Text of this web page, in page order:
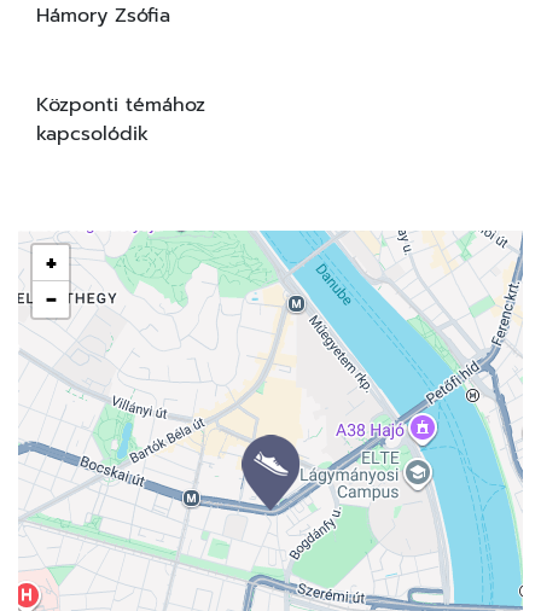
Hámory Zsófia
Központi témához
kapcsolódik
+
−